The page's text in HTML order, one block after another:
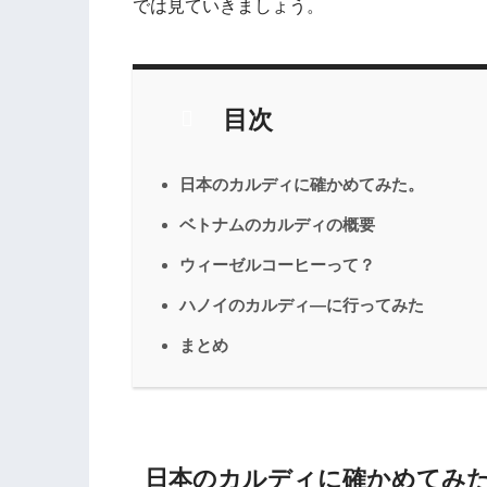
では見ていきましょう。
目次
日本のカルディに確かめてみた。
ベトナムのカルディの概要
ウィーゼルコーヒーって？
ハノイのカルディ―に行ってみた
まとめ
日本のカルディに確かめてみ